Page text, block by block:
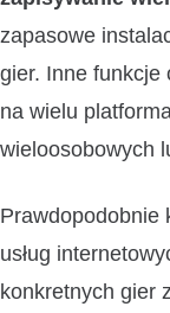
zapasowe
gier. Inne funkcje
na wielu
wieloosobowych
Prawdopodobnie
usług
konkretnych gier